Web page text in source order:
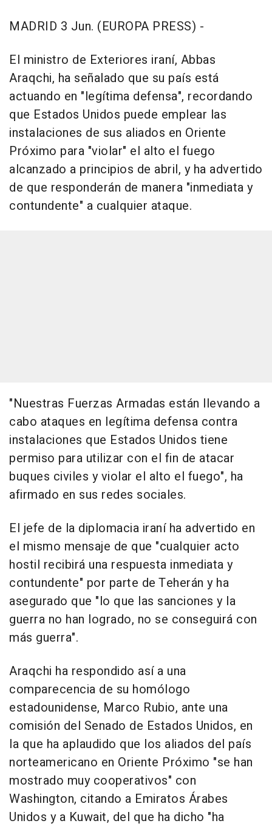
MADRID 3 Jun. (EUROPA PRESS) -
El ministro de Exteriores iraní, Abbas
Araqchi, ha señalado que su país está
actuando en "legítima defensa", recordando
que Estados Unidos puede emplear las
instalaciones de sus aliados en Oriente
Próximo para "violar" el alto el fuego
alcanzado a principios de abril, y ha advertido
de que responderán de manera "inmediata y
contundente" a cualquier ataque.
"Nuestras Fuerzas Armadas están llevando a
cabo ataques en legítima defensa contra
instalaciones que Estados Unidos tiene
permiso para utilizar con el fin de atacar
buques civiles y violar el alto el fuego", ha
afirmado en sus redes sociales.
El jefe de la diplomacia iraní ha advertido en
el mismo mensaje de que "cualquier acto
hostil recibirá una respuesta inmediata y
contundente" por parte de Teherán y ha
asegurado que "lo que las sanciones y la
guerra no han logrado, no se conseguirá con
más guerra".
Araqchi ha respondido así a una
comparecencia de su homólogo
estadounidense, Marco Rubio, ante una
comisión del Senado de Estados Unidos, en
la que ha aplaudido que los aliados del país
norteamericano en Oriente Próximo "se han
mostrado muy cooperativos" con
Washington, citando a Emiratos Árabes
Unidos y a Kuwait, del que ha dicho "ha